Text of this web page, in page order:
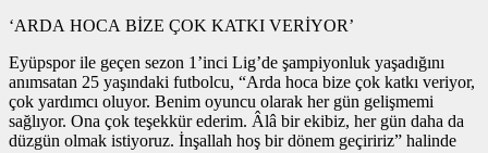
‘ARDA HOCA BİZE ÇOK KATKI VERİYOR’
Eyüpspor ile geçen sezon 1’inci Lig’de şampiyonluk yaşadığını
anımsatan 25 yaşındaki futbolcu, “Arda hoca bize çok katkı veriyor,
çok yardımcı oluyor. Benim oyuncu olarak her gün gelişmemi
sağlıyor. Ona çok teşekkür ederim. Âlâ bir ekibiz, her gün daha da
düzgün olmak istiyoruz. İnşallah hoş bir dönem geçiririz” halinde